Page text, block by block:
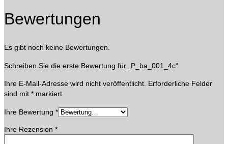
Bewertungen
Es gibt noch keine Bewertungen.
Schreiben Sie die erste Bewertung für „P_ba_001_4c“
Ihre E-Mail-Adresse wird nicht veröffentlicht. Erforderliche Felder
sind mit * markiert
Ihre Bewertung *
Ihre Rezension *